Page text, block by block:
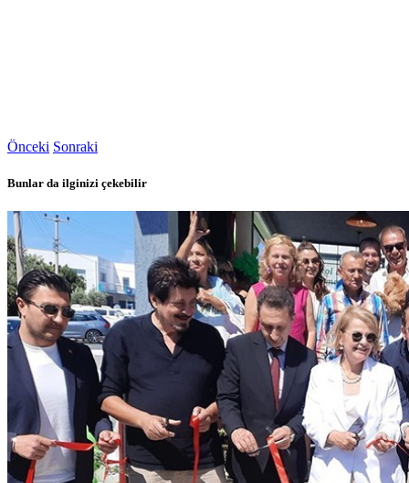
Önceki Sonraki
Bunlar da ilginizi çekebilir